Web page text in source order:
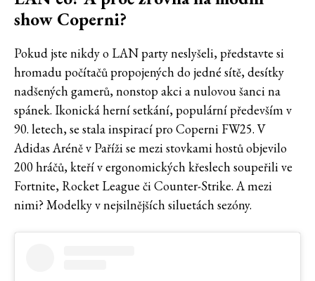
show Coperni?
Pokud jste nikdy o LAN party neslyšeli, představte si
hromadu počítačů propojených do jedné sítě, desítky
nadšených gamerů, nonstop akci a nulovou šanci na
spánek. Ikonická herní setkání, populární především v
90. letech, se stala inspirací pro Coperni FW25. V
Adidas Aréně v Paříži se mezi stovkami hostů objevilo
200 hráčů, kteří v ergonomických křeslech soupeřili ve
Fortnite, Rocket League či Counter-Strike. A mezi
nimi? Modelky v nejsilnějších siluetách sezóny.